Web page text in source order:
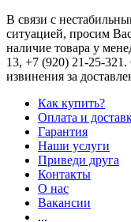
В связи с
ситуацией, просим
наличие товара у
13, +7 (920) 21-25-321 .
извинения за
Как купить?
Оплата и
Гарантия
Наши услуги
Приведи друга
Контакты
О нас
Вакансии
...